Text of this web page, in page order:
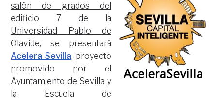
salón de grados del
edificio 7 de la
Universidad Pablo de
Olavide, se presentará
Acelera Sevilla, proyecto
promovido por el
Ayuntamiento de Sevilla y
la Escuela de